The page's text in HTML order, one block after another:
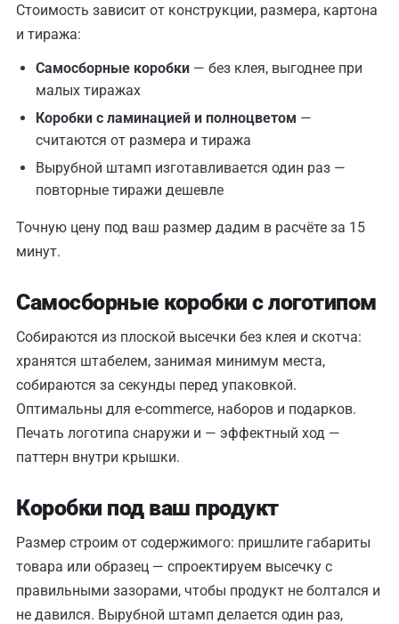
Стоимость зависит от конструкции, размера, картона
и тиража:
Самосборные коробки — без клея, выгоднее при
малых тиражах
Коробки с ламинацией и полноцветом —
считаются от размера и тиража
Вырубной штамп изготавливается один раз —
повторные тиражи дешевле
Точную цену под ваш размер дадим в расчёте за 15
минут.
Самосборные коробки с логотипом
Собираются из плоской высечки без клея и скотча:
хранятся штабелем, занимая минимум места,
собираются за секунды перед упаковкой.
Оптимальны для e-commerce, наборов и подарков.
Печать логотипа снаружи и — эффектный ход —
паттерн внутри крышки.
Коробки под ваш продукт
Размер строим от содержимого: пришлите габариты
товара или образец — спроектируем высечку с
правильными зазорами, чтобы продукт не болтался и
не давился. Вырубной штамп делается один раз,